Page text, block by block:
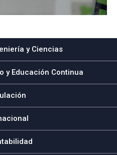
y Ciencias
y Educación Continua